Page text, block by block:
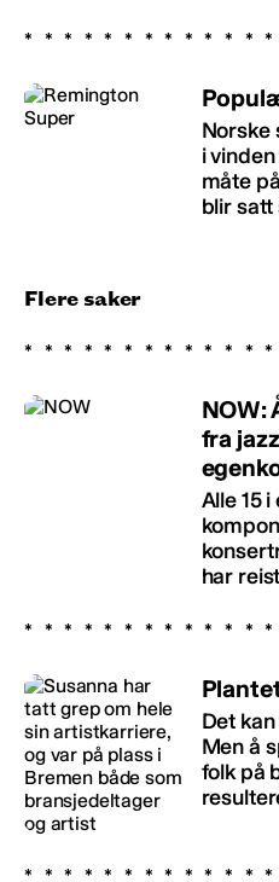
Norske
i
måte
blir satt
Flere saker
NOW:
fra
Alle 15
har
Det
Men å
folk på